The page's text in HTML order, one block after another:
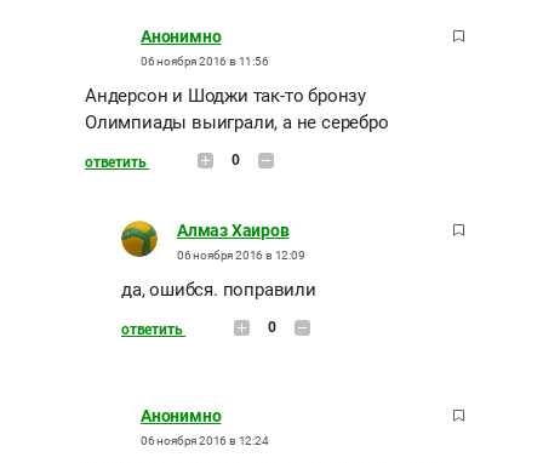
Анонимно
06 ноября 2016 в 11:56
Андерсон и Шоджи так-то бронзу
Олимпиады выиграли, а не серебро
ответить 0
Алмаз Хаиров
06 ноября 2016 в 12:09
да, ошибся. поправили
ответить 0
Анонимно
06 ноября 2016 в 12:24